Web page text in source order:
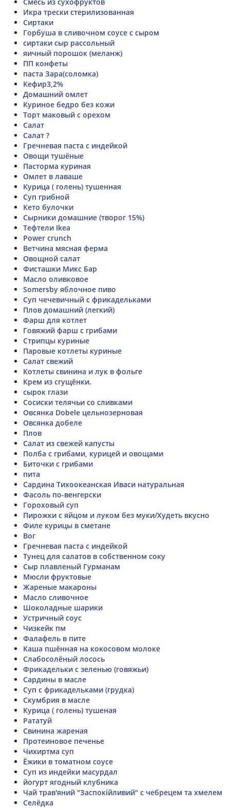
Икра трески стерилизованная
Сиртаки
Горбуша в сливочном соусе с сыром
сиртаки сыр рассольный
яичный порошок (меланж)
ПП конфеты
паста Зара(соломка)
Кефир3,2%
Домашний омлет
Куриное бедро без кожи
Торт маковый с орехом
Салат
Салат ?
Гречневая паста с индейкой
Овощи тушёные
Пасторма куриная
Омлет в лаваше
Курица ( голень) тушенная
Суп грибной
Кето булочки
Сырники домашние (творог 15%)
Тефтели Ikea
Power crunch
Ветчина мясная ферма
Овощной салат
Фисташки Микс Бар
Масло оливковое
Somersby яблочное пиво
Суп чечевичный с фрикадельками
Плов домашний (легкий)
Фарш для котлет
Говяжий фарш с грибами
Стрипцы куриные
Паровые котлеты куриные
Салат свежий
Котлеты свинина и лук в фольге
Крем из сгущёнки.
сырок глази
Сосиски телячьи со сливками
Овсянка Dobele цельнозерновая
Овсянка добеле
Плов
Салат из свежей капусты
Полба с грибами, курицей и овощами
Биточки с грибами
пита
Сардина Тихоокеанская Иваси натуральная
Фасоль по-венгерски
Гороховый суп
Пирожки с яйцом и луком без муки/Худеть вкусно
Филе курицы в сметане
Вог
Гречневая паста с индейкой
Тунец для салатов в собственном соку
Сыр плавленый Гурманам
Мюсли фруктовые
Жареные макароны
Масло сливочное
Шоколадные шарики
Устричный соус
Чизкейк пм
Фалафель в пите
Каша пшённая на кокосовом молоке
Слабосолёный лосось
Фрикадельки с зеленью (говяжьи)
Сардины в масле
Суп с фрикадельками (грудка)
Скумбрия в масле
Курица ( голень) тушеная
Рататуй
Свинина жареная
Протеиновое печенье
Чихиртма суп
Ёжики в томатном соусе
Суп из индейки масурдал
йогурт ягодный клубника
Чай трав'яний "Заспокійливий" с чебрецем та хмелем
Селёдка